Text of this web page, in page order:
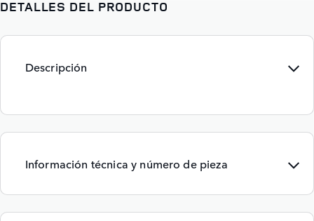
DETALLES DEL PRODUCTO
Descripción
Información técnica y número de pieza